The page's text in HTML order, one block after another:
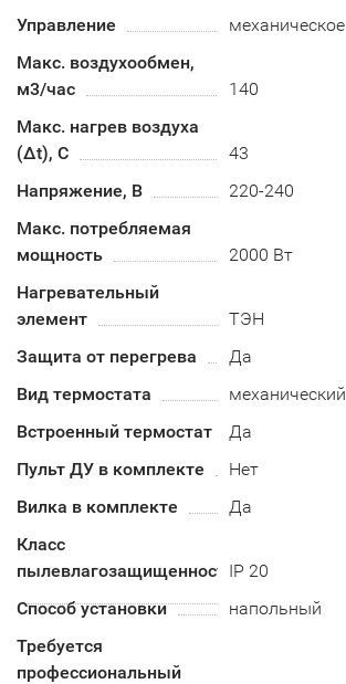
Управление
механическое
Макс. воздухообмен,
м3/час
140
Макс. нагрев воздуха
(Δt), C
43
Напряжение, В
220-240
Макс. потребляемая
мощность
2000 Вт
Нагревательный
элемент
ТЭН
Защита от перегрева
Да
Вид термостата
механический
Встроенный термостат
Да
Пульт ДУ в комплекте
Нет
Вилка в комплекте
Да
Класс
пылевлагозащищенностиIP 20
Способ установки
напольный
Требуется
профессиональный